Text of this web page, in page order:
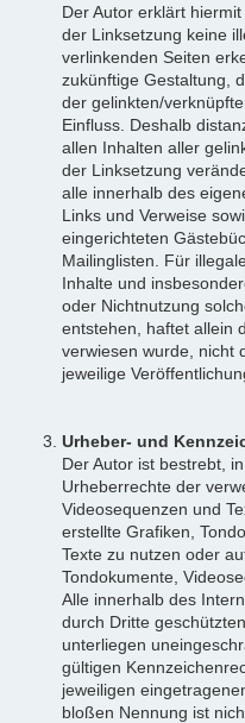
Der Autor erklärt
der Linksetzung keine
verlinkenden Seiten
zukünftige Gestaltung,
der gelinkten/
Einfluss. Deshalb
allen Inhalten aller
der Linksetzung
alle innerhalb des
Links und Verweise
eingerichteten
Mailinglisten. Für
Inhalte und
oder Nichtnutzung
entstehen, haftet allein
verwiesen wurde, nicht
jeweilige
Urheber- und
Der Autor ist bestrebt,
Urheberrechte der
Videosequenzen und
erstellte Grafiken,
Texte zu nutzen oder
Tondokumente,
Alle innerhalb des
durch Dritte
unterliegen
gültigen
jeweiligen
bloßen Nennung ist